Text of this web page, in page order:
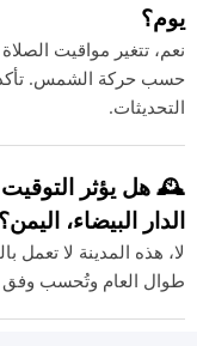
يوم؟
نعم، تتغير مواقيت
حسب حركة الشمس. تأكد
التحديثات.
🕰️ هل يؤثر
الدار البيضاء، اليمن؟
لا، هذه المدينة لا تعمل
طوال العام وتُحسب وفق